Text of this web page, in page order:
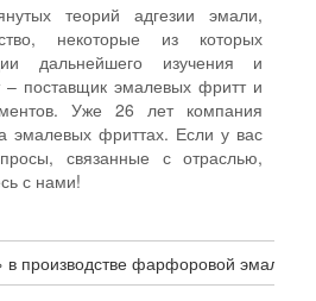
теорий адгезии эмали,
некоторые из которых
дальнейшего изучения и
– поставщик эмалевых фритт и
Уже 26 лет компания
эмалевых фриттах. Если у вас
связанные с отраслью,
с нами!
в производстве фарфоровой эмали?